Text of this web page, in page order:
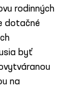
rodinných
dotačné
byť
na